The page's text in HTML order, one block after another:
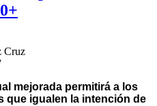
Cruz
mejorada permitirá a los
que igualen la intención de